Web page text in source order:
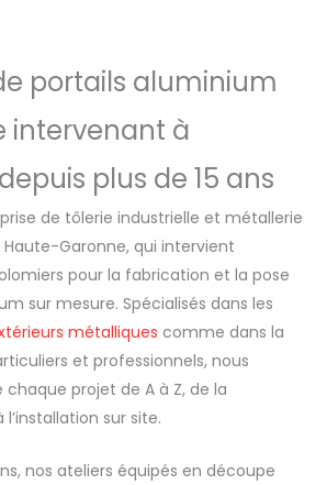
portails aluminium
intervenant à
plus de 15 ans
de tôlerie industrielle et métallerie
Haute-Garonne, qui intervient
pour la fabrication et la pose
sur mesure. Spécialisés dans les
métalliques comme dans la
et professionnels, nous
projet de A à Z, de la
sur site.
nos ateliers équipés en découpe